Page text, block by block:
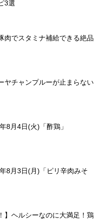
3選
肉でスタミナ補給できる絶品
ヤチャンプルーが止まらない
8月4日(火)「酢鶏」
8月3日(月)「ピリ辛肉みそ
】ヘルシーなのに大満足！鶏